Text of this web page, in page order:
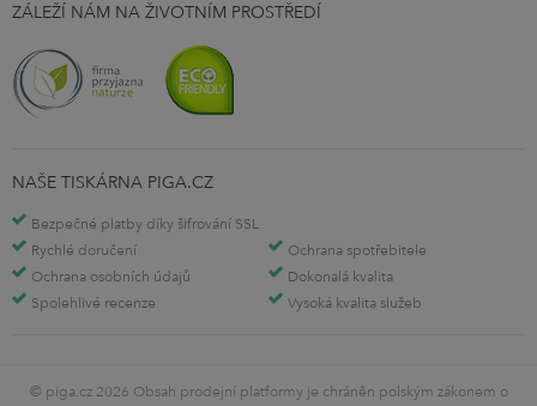
ZÁLEŽÍ NÁM NA ŽIVOTNÍM PROSTŘEDÍ
NAŠE TISKÁRNA PIGA.CZ
Bezpečné platby díky šifrování SSL
Rychlé doručení
Ochrana spotřebitele
Ochrana osobních údajů
Dokonalá kvalita
Spolehlivé recenze
Vysoká kvalita služeb
© piga.cz 2026 Obsah prodejní platformy je chráněn polským zákonem o